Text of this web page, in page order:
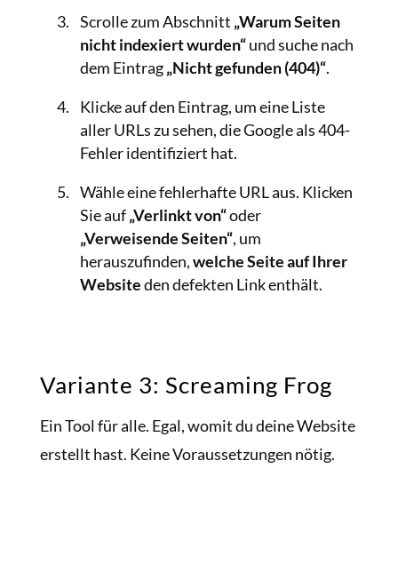
Scrolle zum Abschnitt „Warum Seiten
nicht indexiert wurden“und suche nach
dem Eintrag„Nicht gefunden (404)“.
Klicke auf den Eintrag, um eine Liste
aller URLs zu sehen, die Google als 404-
Fehler identifiziert hat.
Wähle eine fehlerhafte URL aus. Klicken
Sie auf„Verlinkt von“oder
„Verweisende Seiten“, um
herauszufinden,welche Seite auf Ihrer
Websiteden defekten Link enthält.
Variante 3: Screaming Frog
Ein Tool für alle. Egal, womit du deine Website
erstellt hast. Keine Voraussetzungen nötig.